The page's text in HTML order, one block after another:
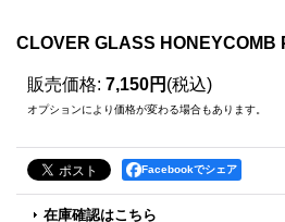
CLOVER GLASS HONEYCOMB
販売価格: 7,150円 (税込)
オプションにより価格が変わる場合もあります。
Facebookでシェア
在庫確認はこちら